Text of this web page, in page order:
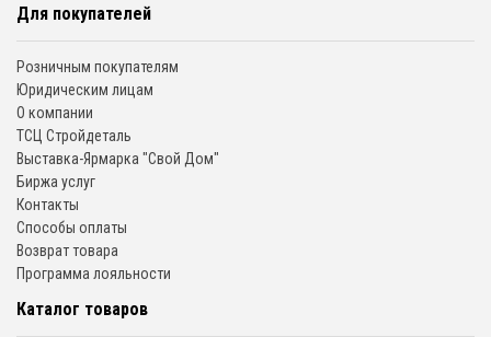
Для покупателей
Розничным покупателям
Юридическим лицам
О компании
ТСЦ Стройдеталь
Выставка-Ярмарка "Свой Дом"
Биржа услуг
Контакты
Способы оплаты
Возврат товара
Программа лояльности
Каталог товаров